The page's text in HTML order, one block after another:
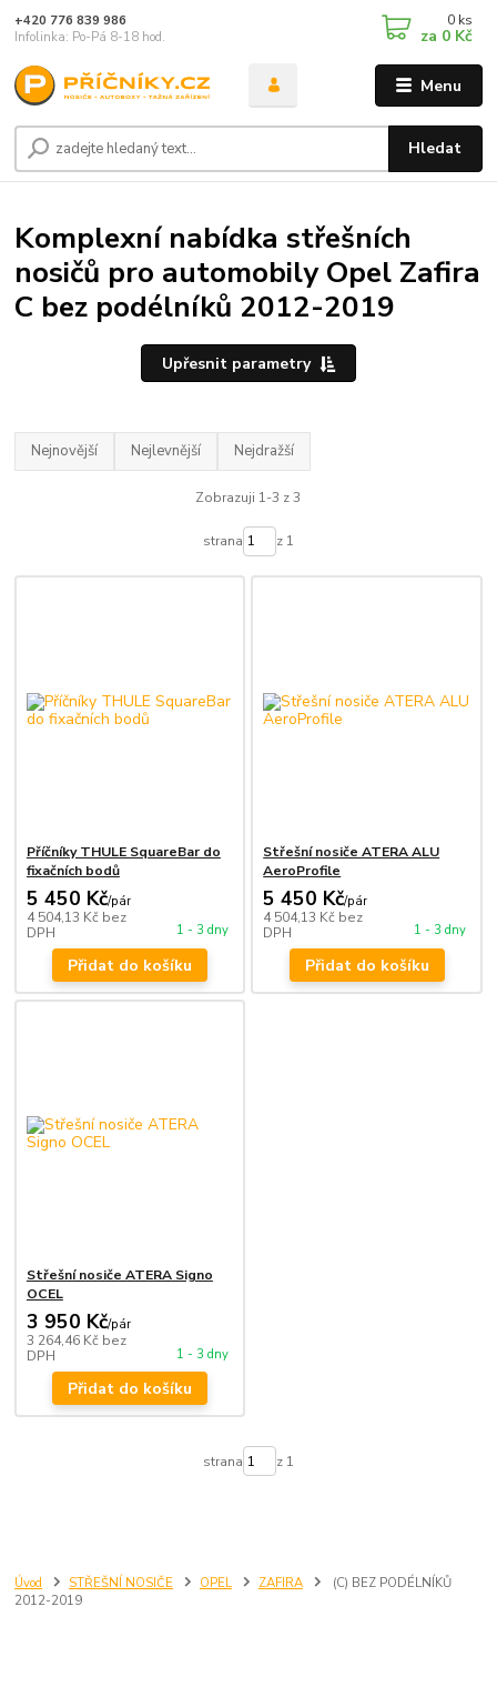
Menu
Hledat
+420 776 839 986
Infolinka: Po-Pá 8-18 hod.
0 ks
za 0 Kč
Úvod STŘEŠNÍ NOSIČE OPEL ZAFIRA
(C) BEZ PODÉLNÍKŮ
2012-2019
Komplexní nabídka střešních
nosičů pro automobily Opel Zafira
C bez podélníků 2012-2019
Upřesnit parametry
Nejnovější Nejlevnější Nejdražší
Zobrazuji 1-3 z 3
strana z 1
Příčníky THULE SquareBar do
fixačních bodů
5 450 Kč/pár
4 504,13 Kč bez
DPH
1 - 3 dny
Přidat do košíku
Střešní nosiče ATERA ALU
AeroProfile
5 450 Kč/pár
4 504,13 Kč bez
DPH
1 - 3 dny
Přidat do košíku
Střešní nosiče ATERA Signo
OCEL
3 950 Kč/pár
3 264,46 Kč bez
DPH
1 - 3 dny
Přidat do košíku
strana z 1